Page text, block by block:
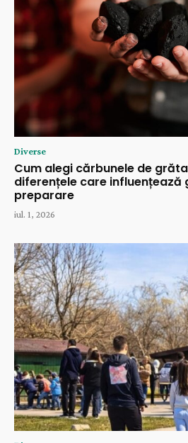
Diverse
Cum alegi cărbunele de
diferențele care influențează
preparare
iul. 1, 2026